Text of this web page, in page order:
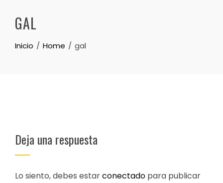
GAL
Inicio Home gal
Deja una respuesta
Lo siento, debes estarconectado para publicar